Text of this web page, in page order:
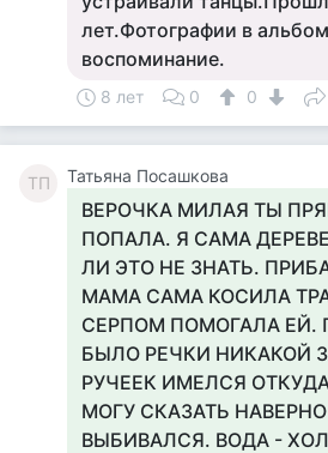
лет.Фотографии в
воспоминание.
8 лет 0 0
ТП Татьяна Посашкова
ВЕРОЧКА МИЛАЯ ТЫ
ПОПАЛА. Я САМА
ЛИ ЭТО НЕ ЗНАТЬ.
МАМА САМА КОСИЛА
СЕРПОМ ПОМОГАЛА ЕЙ.
БЫЛО РЕЧКИ НИКАКОЙ
РУЧЕЕК ИМЕЛСЯ
МОГУ СКАЗАТЬ
ВЫБИВАЛСЯ. ВОДА -